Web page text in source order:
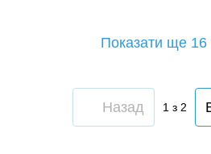
Показати ще 16
Назад 1 з 2